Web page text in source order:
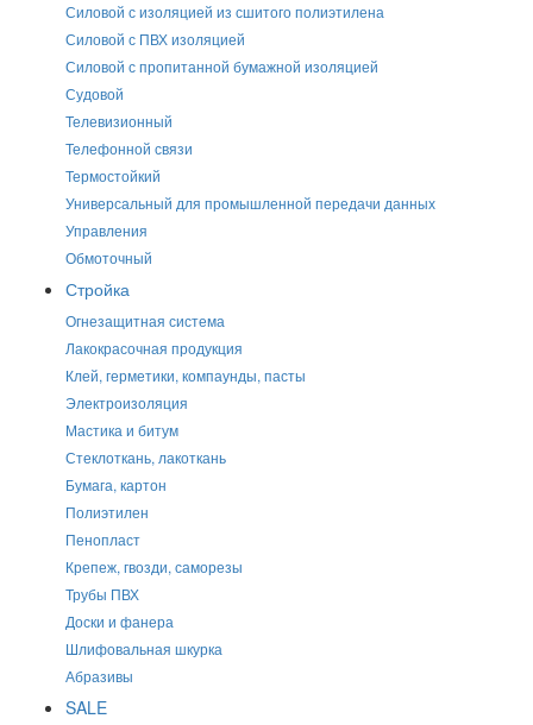
Силовой с изоляцией из сшитого полиэтилена
Силовой с ПВХ изоляцией
Силовой с пропитанной бумажной изоляцией
Судовой
Телевизионный
Телефонной связи
Термостойкий
Универсальный для промышленной передачи данных
Управления
Обмоточный
Стройка
Огнезащитная система
Лакокрасочная продукция
Клей, герметики, компаунды, пасты
Электроизоляция
Мастика и битум
Стеклоткань, лакоткань
Бумага, картон
Полиэтилен
Пенопласт
Крепеж, гвозди, саморезы
Трубы ПВХ
Доски и фанера
Шлифовальная шкурка
Абразивы
SALE